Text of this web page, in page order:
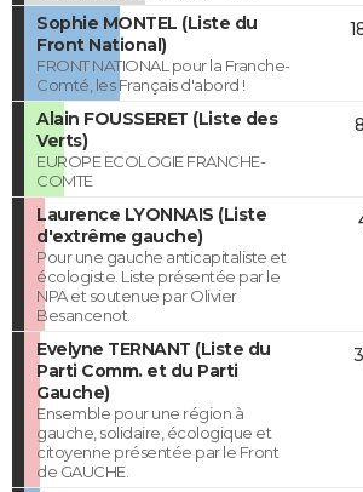
Sophie MONTEL (Liste du
Front National)
FRONT NATIONAL pour la Franche-
Comté, les Français d'abord !
Alain FOUSSERET (Liste des
Verts)
EUROPE ECOLOGIE FRANCHE-
COMTE
Laurence LYONNAIS (Liste
d'extrême gauche)
Pour une gauche anticapitaliste et
écologiste. Liste présentée par le
NPA et soutenue par Olivier
Besancenot.
Evelyne TERNANT (Liste du
Parti Comm. et du Parti
Gauche)
Ensemble pour une région à
gauche, solidaire, écologique et
citoyenne présentée par le Front
de GAUCHE.